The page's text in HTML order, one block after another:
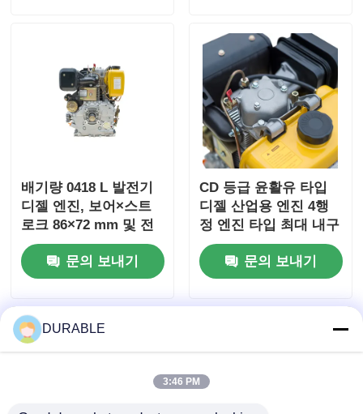
배기량 0418 L 발전기
디젤 엔진, 보어×스트
로크 86×72 mm 및 전
체 치수 420×440×495
mm, 성능을 위해 설계
됨
문의 보내기
CD 등급 윤활유 타입
디젤 산업용 엔진 4행
정 엔진 타입 최대 내구
성과 성능을 위해 설계
문의 보내기
DURABLE
3:46 PM